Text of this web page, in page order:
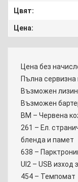
Цвят:
Цена:
Цена без
Пълна сервизна
Възможен
Възможен
BM – Червена
261 – Ел.
бленда и памет
638 –
UI2 – USB изход
454 – Темпомат